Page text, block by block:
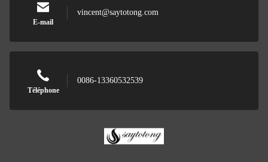
E-mail
vincent@saytotong.com
Téléphone
0086-13360532539